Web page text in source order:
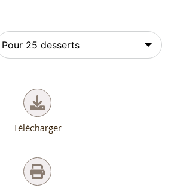
Télécharger